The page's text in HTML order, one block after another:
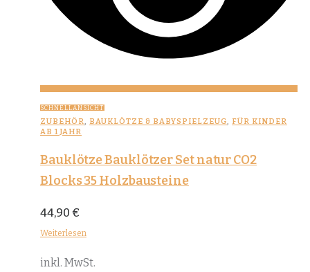
SCHNELLANSICHT
ZUBEHÖR, BAUKLÖTZE & BABYSPIELZEUG, FÜR KINDER
AB 1 JAHR
Bauklötze Bauklötzer Set natur CO2
Blocks 35 Holzbausteine
44,90 €
Weiterlesen
inkl. MwSt.